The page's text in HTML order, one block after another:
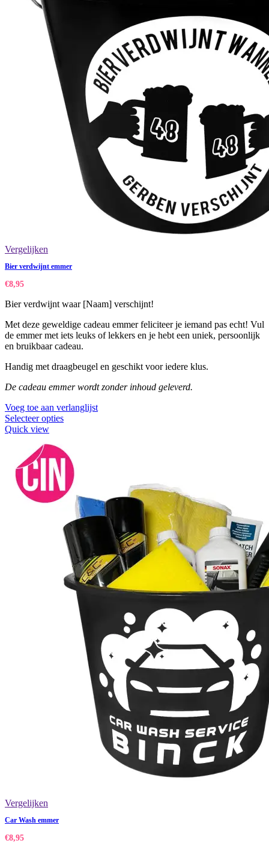
Vergelijken
Bier verdwijnt emmer
€8,95
Bier verdwijnt waar [Naam] verschijnt!
Met deze geweldige cadeau emmer feliciteer je iemand pas echt! Vul
de emmer met iets leuks of lekkers en je hebt een uniek, persoonlijk
en bruikbaar cadeau.
Handig met draagbeugel en geschikt voor iedere klus.
De cadeau emmer wordt zonder inhoud geleverd.
Voeg toe aan verlanglijst
Selecteer opties
Quick view
Vergelijken
Car Wash emmer
€8,95